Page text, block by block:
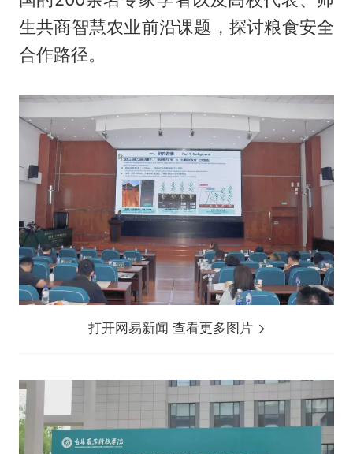
生共商智慧农业前沿课题，探讨粮食安全
合作路径。
打开网易新闻 查看更多图片